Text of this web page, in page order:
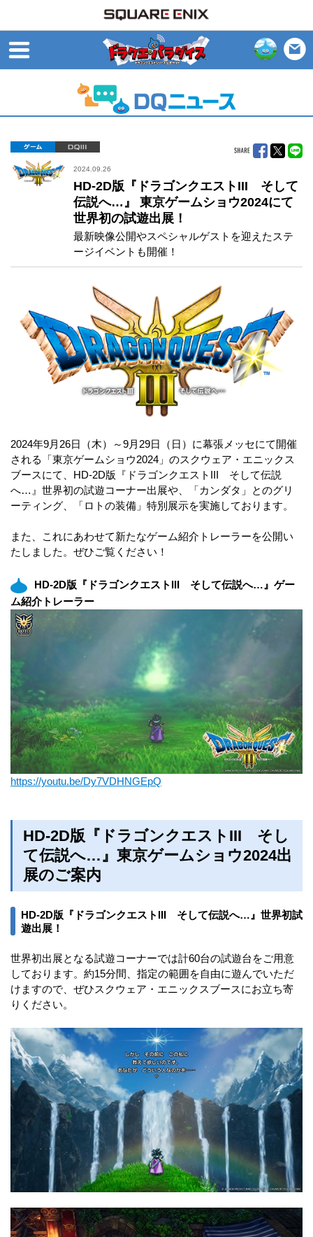
ゲーム
2024.09.26
HD-2D版『ドラゴンクエストIII そして
伝説へ…』 東京ゲームショウ2024にて
世界初の試遊出展！
最新映像公開やスペシャルゲストを迎えたステ
ージイベントも開催！
2024年9月26日（木）～9月29日（日）に幕張メッセにて開催
される「東京ゲームショウ2024」のスクウェア・エニックス
ブースにて、HD-2D版『ドラゴンクエストIII そして伝説
へ…』世界初の試遊コーナー出展や、「カンダタ」とのグリ
ーティング、「ロトの装備」特別展示を実施しております。
また、これにあわせて新たなゲーム紹介トレーラーを公開い
たしました。ぜひご覧ください！
HD-2D版『ドラゴンクエストIII そして伝説へ…』ゲー
ム紹介トレーラー
https://youtu.be/Dy7VDHNGEpQ
HD-2D版『ドラゴンクエストIII そし
て伝説へ…』東京ゲームショウ2024出
展のご案内
HD-2D版『ドラゴンクエストIII そして伝説へ…』世界初試
遊出展！
世界初出展となる試遊コーナーでは計60台の試遊台をご用意
しております。約15分間、指定の範囲を自由に遊んでいただ
けますので、ぜひスクウェア・エニックスブースにお立ち寄
りください。